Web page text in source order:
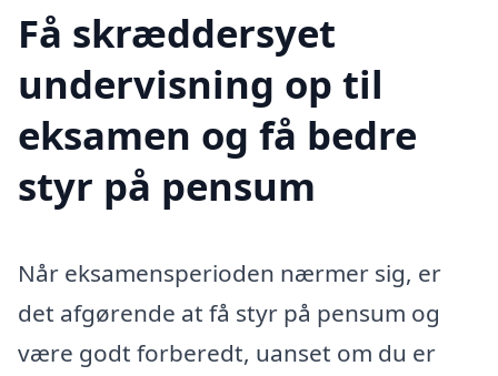
Få skræddersyet
undervisning op til
eksamen og få bedre
styr på pensum
Når eksamensperioden nærmer sig, er
det afgørende at få styr på pensum og
være godt forberedt, uanset om du er